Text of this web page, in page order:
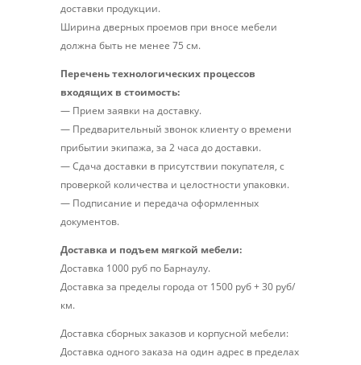
доставки продукции.
Ширина дверных проемов при вносе мебели
должна быть не менее 75 см.
Перечень технологических процессов
входящих в стоимость:
— Прием заявки на доставку.
— Предварительный звонок клиенту о времени
прибытии экипажа, за 2 часа до доставки.
— Сдача доставки в присутствии покупателя, с
проверкой количества и целостности упаковки.
— Подписание и передача оформленных
документов.
Доставка и подъем мягкой мебели:
Доставка 1000 руб по Барнаулу.
Доставка за пределы города от 1500 руб + 30 руб/
км.
Доставка сборных заказов и корпусной мебели:
Доставка одного заказа на один адрес в пределах